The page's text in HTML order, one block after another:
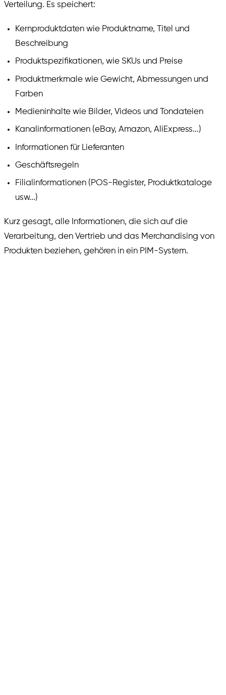
Verteilung. Es speichert:
Kernproduktdaten wie Produktname, Titel und
Beschreibung
Produktspezifikationen, wie SKUs und Preise
Produktmerkmale wie Gewicht, Abmessungen und
Farben
Medieninhalte wie Bilder, Videos und Tondateien
Kanalinformationen (eBay, Amazon, AliExpress...)
Informationen für Lieferanten
Geschäftsregeln
Filialinformationen (POS-Register, Produktkataloge
usw...)
Kurz gesagt, alle Informationen, die sich auf die
Verarbeitung, den Vertrieb und das Merchandising von
Produkten beziehen, gehören in ein PIM-System.